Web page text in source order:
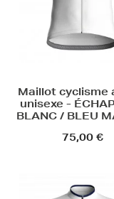
Maillot cyclisme
unisexe -
BLANC / BLEU
75,00 €